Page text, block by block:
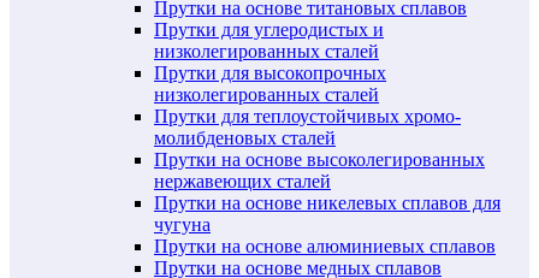
Прутки на основе титановых сплавов
Прутки для углеродистых и
низколегированных сталей
Прутки для высокопрочных
низколегированных сталей
Прутки для теплоустойчивых хромо-
молибденовых сталей
Прутки на основе высоколегированных
нержавеющих сталей
Прутки на основе никелевых сплавов для
чугуна
Прутки на основе алюминиевых сплавов
Прутки на основе медных сплавов